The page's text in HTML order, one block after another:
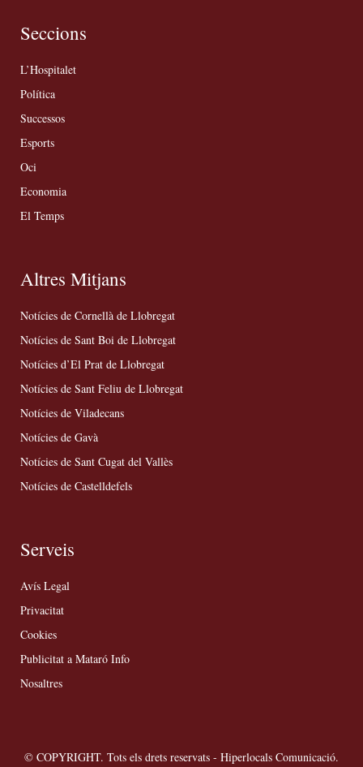
Seccions
L’Hospitalet
Política
Successos
Esports
Oci
Economia
El Temps
Altres Mitjans
Notícies de Cornellà de Llobregat
Notícies de Sant Boi de Llobregat
Notícies d’El Prat de Llobregat
Notícies de Sant Feliu de Llobregat
Notícies de Viladecans
Notícies de Gavà
Notícies de Sant Cugat del Vallès
Notícies de Castelldefels
Serveis
Avís Legal
Privacitat
Cookies
Publicitat a Mataró Info
Nosaltres
© COPYRIGHT. Tots els drets reservats - Hiperlocals Comunicació.